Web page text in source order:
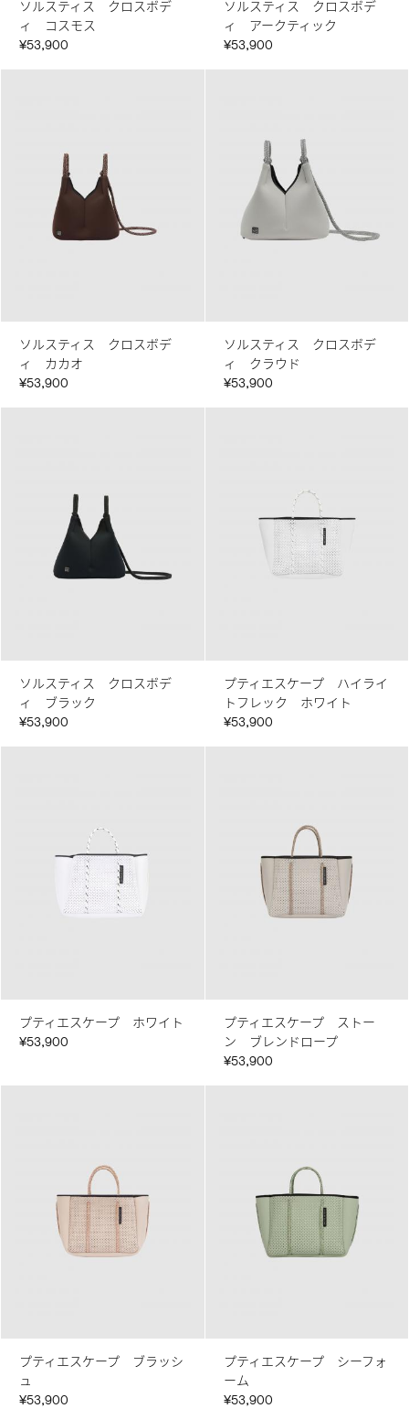
ソルスティス クロスボデ
ィ コスモス
¥53,900
ソルスティス クロスボデ
ィ アークティック
¥53,900
ソルスティス クロスボデ
ィ カカオ
¥53,900
ソルスティス クロスボデ
ィ クラウド
¥53,900
ソルスティス クロスボデ
ィ ブラック
¥53,900
プティエスケープ ハイライ
トフレック ホワイト
¥53,900
プティエスケープ ホワイト
¥53,900
プティエスケープ ストー
ン ブレンドロープ
¥53,900
プティエスケープ ブラッシ
ュ
¥53,900
プティエスケープ シーフォ
ーム
¥53,900